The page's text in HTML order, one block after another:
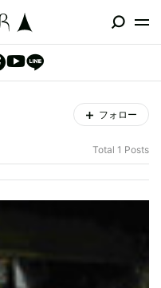
フォロー
Total 1 Posts